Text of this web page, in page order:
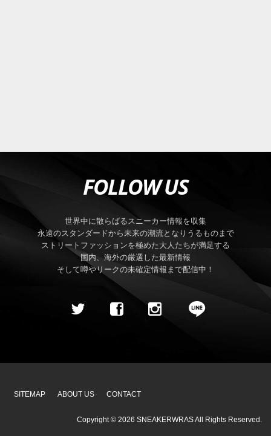
FOLLOW US
世界中に散らばるスニーカー情報を収集
永遠のスタンダードから未来の潮流となりうるものまで
ストリートファッションを極めた大人たちが満足する
国内、海外の厳選した最新情報
そして噂やリークの未確定情報まで配信中！
SITEMAP ABOUT US CONTACT
Copyright © 2026 SNEAKERWRASAll Rights Reserved.